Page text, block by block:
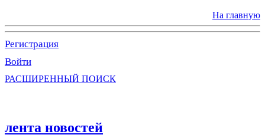
На главную
Регистрация
Войти
РАСШИРЕННЫЙ ПОИСК
лента новостей